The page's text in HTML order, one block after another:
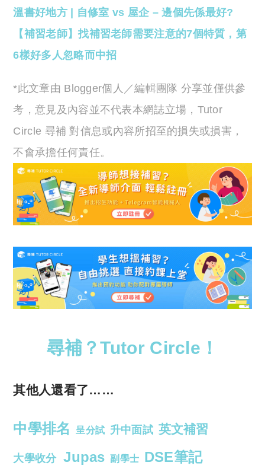
溫書好地方 | 自修室 vs 屋企 – 邊個先係最好?
【補習老師】找補習老師需要注意的7個特質，第
6樣好多人忽略而中招
*此文章由 Blogger個人／編輯團隊 分享並僅供參
考，意見及內容並不代表本網誌立場，Tutor
Circle 尋補 對信息或內容所招至的損失或損害，
不會承擔任何責任。
尋補？Tutor Circle！
其他人還看了……
中學排名 呈分試 升中面試 英文補習
大學收分 Jupas 副學士 DSE筆記